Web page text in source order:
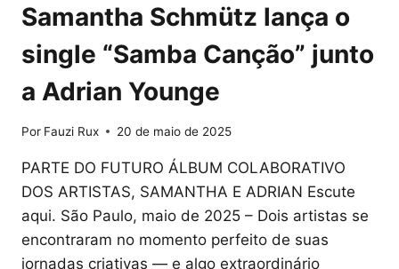
Samantha Schmütz lança o
single “Samba Canção” junto
a Adrian Younge
Por Fauzi Rux 20 de maio de 2025
PARTE DO FUTURO ÁLBUM COLABORATIVO
DOS ARTISTAS, SAMANTHA E ADRIAN Escute
aqui. São Paulo, maio de 2025 – Dois artistas se
encontraram no momento perfeito de suas
jornadas criativas — e algo extraordinário